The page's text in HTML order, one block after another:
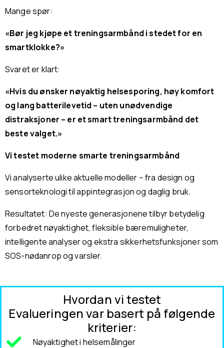
Mange spør:
«Bør jeg kjøpe et treningsarmbånd i stedet for en
smartklokke?»
Svaret er klart:
«Hvis du ønsker nøyaktig helsesporing, høy komfort
og lang batterilevetid – uten unødvendige
distraksjoner – er et smart treningsarmbånd det
beste valget.»
Vi testet moderne smarte treningsarmbånd
Vi analyserte ulike aktuelle modeller – fra design og
sensorteknologi til appintegrasjon og daglig bruk.
Resultatet: De nyeste generasjonene tilbyr betydelig
forbedret nøyaktighet, fleksible bæremuligheter,
intelligente analyser og ekstra sikkerhetsfunksjoner som
SOS-nødanrop og varsler.
Hvordan vi testet
Evalueringen var basert på følgende
kriterier:
Nøyaktighet i helsemålinger